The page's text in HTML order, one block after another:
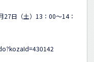
日（土）13：00～14：